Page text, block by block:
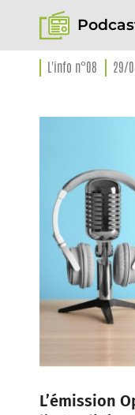
L'info n°08 29/
L’émission